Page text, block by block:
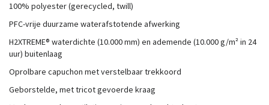
100% polyester (gerecycled, twill)
PFC-vrije duurzame waterafstotende afwerking
H2XTREME® waterdichte (10.000 mm) en ademende (10.000 g/m² in 24
uur) buitenlaag
Oprolbare capuchon met verstelbaar trekkoord
Geborstelde, met tricot gevoerde kraag